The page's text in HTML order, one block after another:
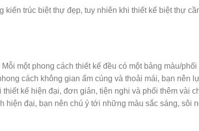
trúc biệt thự đẹp, tuy nhiên khi thiết kế biệt thự
một phong cách thiết kế đều có một bảng màu/
cách không gian ấm cúng và thoải mái, bạn nên
kế hiện đại, đơn giản, tiện nghi và phối thêm vài
đại, bạn nên chú ý tới những màu sắc sáng, sôi